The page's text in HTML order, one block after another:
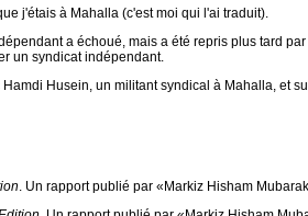
j'étais à Mahalla (c'est moi qui l'ai traduit).
a échoué, mais a été repris plus tard
un syndicat indépendant.
Husein, un militant syndical à Mahalla, et
. Un rapport publié par «Markiz Hisham